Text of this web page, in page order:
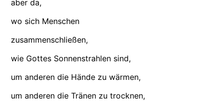
aber da,
wo sich Menschen
zusammenschließen,
wie Gottes Sonnenstrahlen sind,
um anderen die Hände zu wärmen,
um anderen die Tränen zu trocknen,